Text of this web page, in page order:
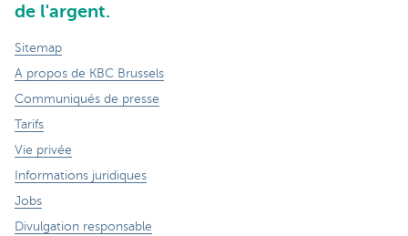
de l'argent.
Sitemap
A propos de KBC Brussels
Communiqués de presse
Tarifs
Vie privée
Informations juridiques
Jobs
Divulgation responsable